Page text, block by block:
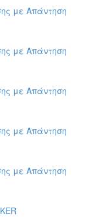
με Απάντηση
με Απάντηση
με Απάντηση
με Απάντηση
με Απάντηση